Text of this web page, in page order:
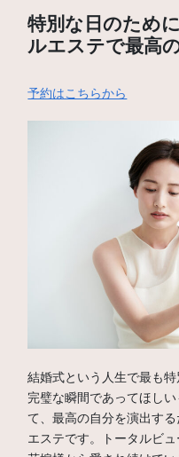
特別な日のため
ルエステで最高
予約はこちらから
結婚式という人生で最も
完璧な瞬間であってほし
て、最高の自分を演出す
エステです。トータルビ